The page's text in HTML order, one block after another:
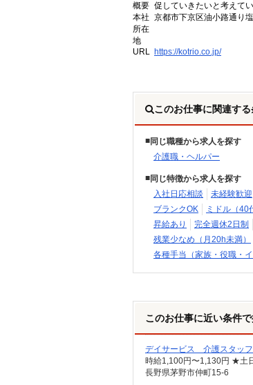
概要 促していきたいと考えて
本社
所在
地
京都市下京区油小路通り
URL https://kotrio.co.jp/
このお仕事に関連す
同じ職種から求人を探す
介護職・ヘルパー
同じ特徴から求人を探す
入社日応相談
未経験歓迎
ブランクOK
ミドル（40
昇給あり
完全週休2日制
残業少なめ（月20h未満）
各種手当（家族・役職・
このお仕事に近い条件
デイサービス 介護スタッフ
時給1,100円〜1,130円 ★土
長野県茅野市仲町15-6